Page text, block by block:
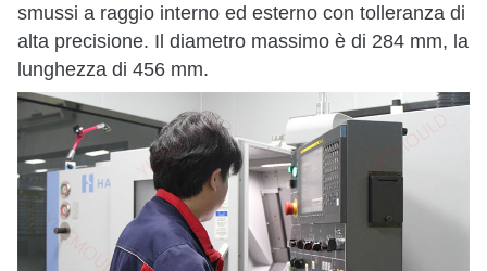
smussi a raggio interno ed esterno con tolleranza di
alta precisione. Il diametro massimo è di 284 mm, la
lunghezza di 456 mm.